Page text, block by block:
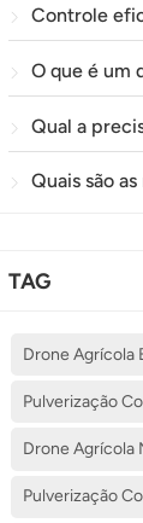
Controle eficiente de ervas
O que é um drone de
Qual a precisão dos drones
Quais são as regulamentações
TAG
Drone Agrícola
Pulverização
Drone Agrícola
Pulverização